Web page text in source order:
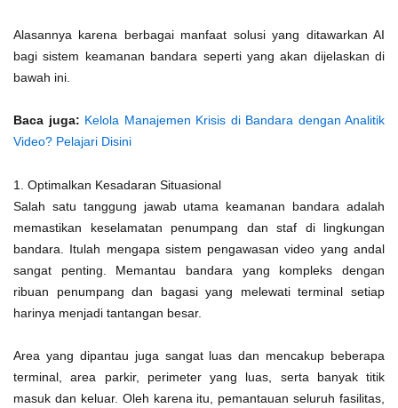
Alasannya karena berbagai manfaat solusi yang ditawarkan AI
bagi sistem keamanan bandara seperti yang akan dijelaskan di
bawah ini.
Baca juga: Kelola Manajemen Krisis di Bandara dengan Analitik
Video? Pelajari Disini
1. Optimalkan Kesadaran Situasional
Salah satu tanggung jawab utama keamanan bandara adalah
memastikan keselamatan penumpang dan staf di lingkungan
bandara. Itulah mengapa sistem pengawasan video yang andal
sangat penting. Memantau bandara yang kompleks dengan
ribuan penumpang dan bagasi yang melewati terminal setiap
harinya menjadi tantangan besar.
Area yang dipantau juga sangat luas dan mencakup beberapa
terminal, area parkir, perimeter yang luas, serta banyak titik
masuk dan keluar. Oleh karena itu, pemantauan seluruh fasilitas,